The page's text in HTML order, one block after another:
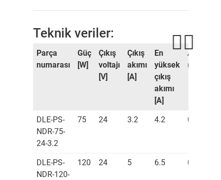
Teknik veriler:
Parça
numarası
Güç
[W]
Çıkış
voltajı
[V]
Çıkış
akımı
[A]
En
yüksek
çıkış
akımı
[A]
Ağırlık
(kg]
DLE-PS-
NDR-75-
24-3.2
75 24 3.2 4.2 0.5
DLE-PS-
NDR-120-
120 24 5 6.5 0.6